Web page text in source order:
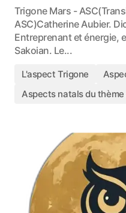
Trigone Mars -
ASC)Catherine Aubier.
Entreprenant et énergie,
Sakoian. Le...
L'aspect Trigone
Aspects natals du